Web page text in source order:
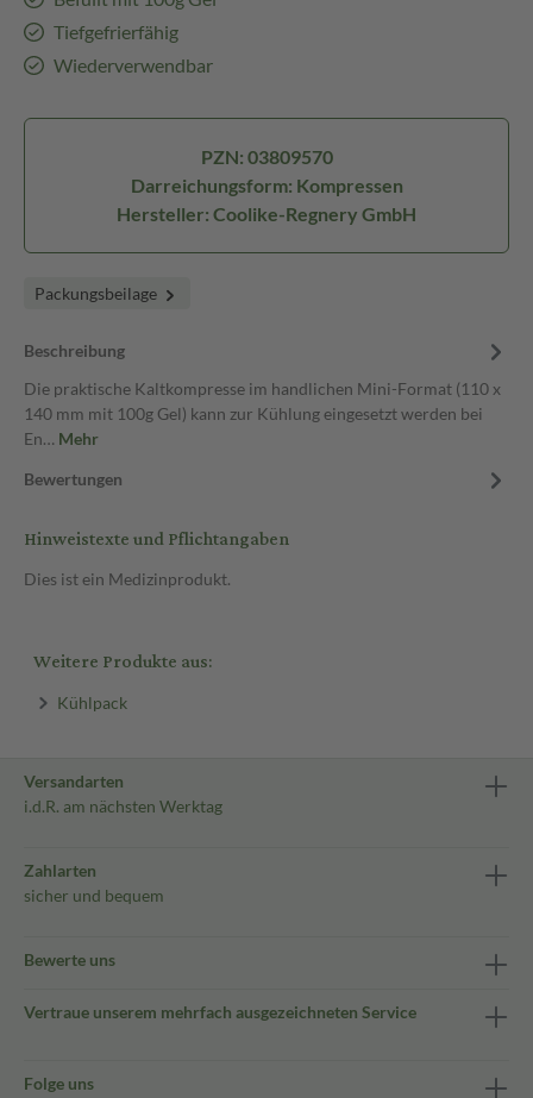
Tiefgefrierfähig
Wiederverwendbar
PZN: 03809570
Darreichungsform: Kompressen
Hersteller: Coolike-Regnery GmbH
Packungsbeilage
Beschreibung
Die praktische Kaltkompresse im handlichen Mini-Format (110 x
140 mm mit 100g Gel) kann zur Kühlung eingesetzt werden bei
En… Mehr
Bewertungen
Hinweistexte und Pflichtangaben
Dies ist ein Medizinprodukt.
Weitere Produkte aus:
Kühlpack
Versandarten
i.d.R. am nächsten Werktag
Zahlarten
sicher und bequem
Bewerte uns
Vertraue unserem mehrfach ausgezeichneten Service
Folge uns